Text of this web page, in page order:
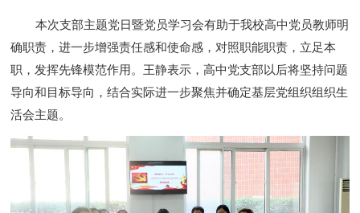
本次支部主题党日暨党员学习会有助于我校高中党员教师明
确职责，进一步增强责任感和使命感，对照职能职责，立足本
职，发挥先锋模范作用。王静表示，高中党支部以后将坚持问题
导向和目标导向，结合实际进一步聚焦并确定基层党组织组织生
活会主题。